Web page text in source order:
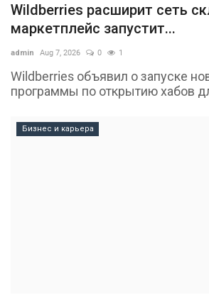
Wildberries расширит сеть
маркетплейс запустит...
admin Aug 7, 2026 0 1
Wildberries объявил о запуске
программы по открытию хабов
Бизнес и карьера